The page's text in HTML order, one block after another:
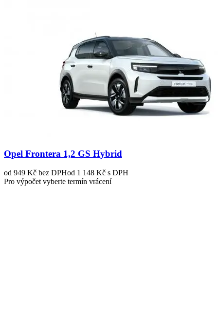
Opel Frontera 1,2 GS Hybrid
od 949 Kč bez DPHod 1 148 Kč s DPH
Pro výpočet vyberte termín vrácení